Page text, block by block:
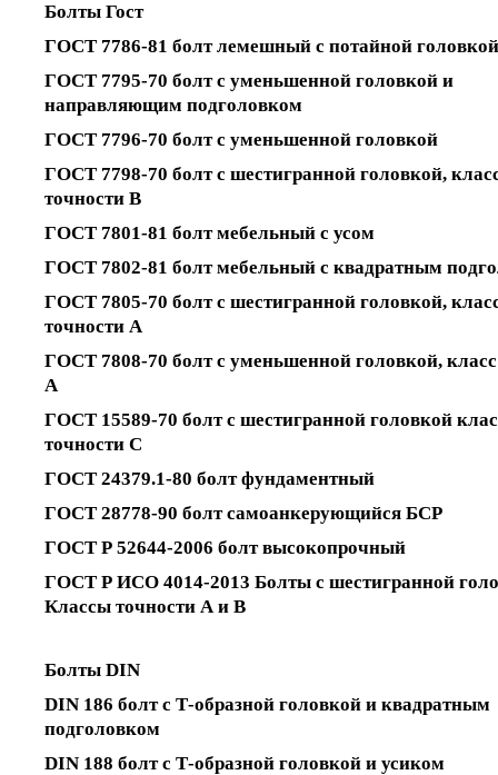
Болты Гост
ГОСТ 7786-81 болт лемешный с потайной головкой
ГОСТ 7795-70 болт с уменьшенной головкой и
направляющим подголовком
ГОСТ 7796-70 болт с уменьшенной головкой
ГОСТ 7798-70 болт с шестигранной головкой,
точности В
ГОСТ 7801-81 болт мебельный с усом
ГОСТ 7802-81 болт мебельный с квадратным
ГОСТ 7805-70 болт с шестигранной головкой,
точности A
ГОСТ 7808-70 болт с уменьшенной головкой,
А
ГОСТ 15589-70 болт с шестигранной головкой
точности С
ГОСТ 24379.1-80 болт фундаментный
ГОСТ 28778-90 болт самоанкерующийся БСР
ГОСТ Р 52644-2006 болт высокопрочный
ГОСТ Р ИСО 4014-2013 Болты с шестигранной
Классы точности А и В
Болты DIN
DIN 186 болт с Т-образной головкой и квадратным
подголовком
DIN 188 болт с Т-образной головкой и усиком